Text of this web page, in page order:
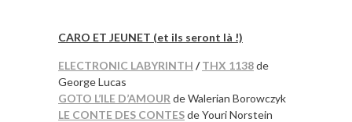
CARO ET JEUNET (et ils seront là !)
ELECTRONIC LABYRINTH /THX 1138de
George Lucas
GOTO L’ILE D’AMOUR de Walerian Borowczyk
LE CONTE DES CONTESde Youri Norstein